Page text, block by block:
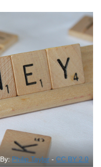
By: Philip Taylor -CC BY 2.0